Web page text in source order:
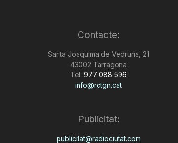
Contacte:
Santa Joaquima de Vedruna, 21
43002 Tarragona
Tel: 977 088 596
info@rctgn.cat
Publicitat:
publicitat@radiociutat.com